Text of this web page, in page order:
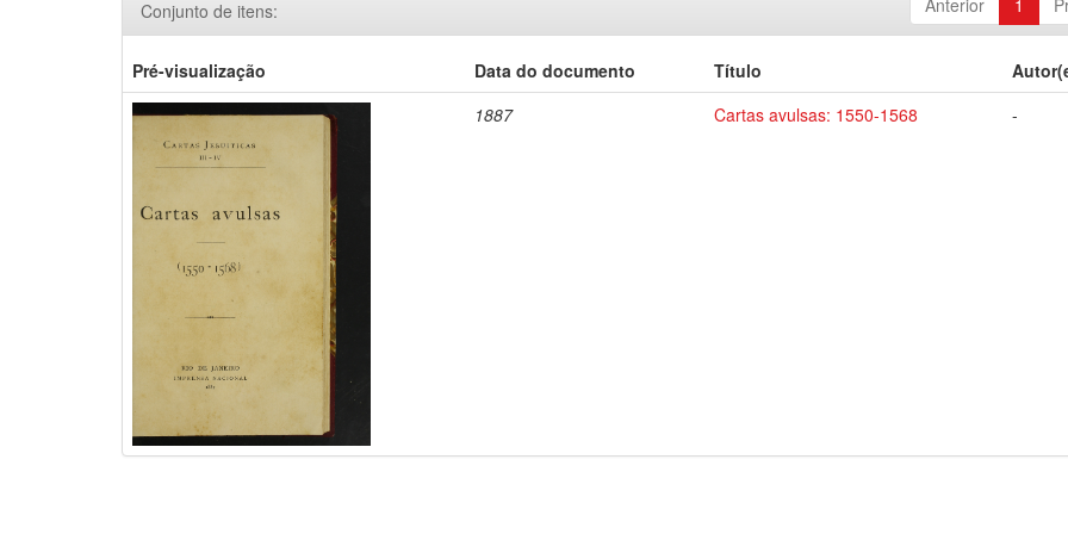
Anterior 1
Conjunto de itens:
Pré-visualização Data do documento Título
1887
Cartas avulsas: 1550-1568 -